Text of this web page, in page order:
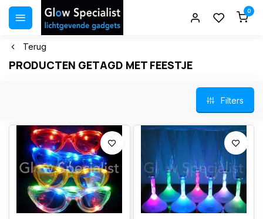
0
Terug
PRODUCTEN GETAGD MET FEESTJE
Filters